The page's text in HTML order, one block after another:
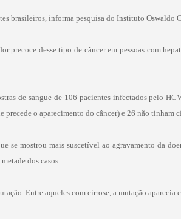
brasileiros, informa pesquisa do Instituto Oswaldo
desse tipo de câncer em pessoas com
de sangue de 106 pacientes infectados pelo
o aparecimento do câncer) e 26 não tinham
mostrou mais suscetível ao agravamento da
dos casos.
Entre aqueles com cirrose, a mutação aparecia